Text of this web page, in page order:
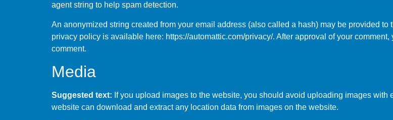
agent string to help spam detection.
An anonymized string created from your email address (also called a hash) may be provided
privacy policy is available here: https://automattic.com/privacy/. After approval of your
comment.
Media
Suggested text: If you upload images to the website, you should avoid uploading images
website can download and extract any location data from images on the website.